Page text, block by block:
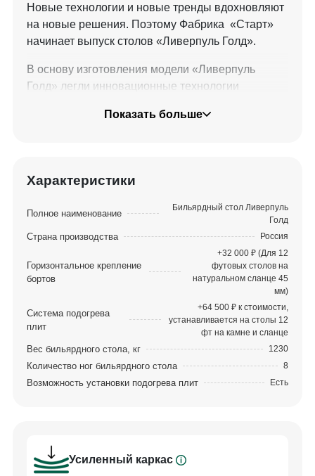
Новые технологии и новые тренды вдохновляют
на новые решения. Поэтому Фабрика «Старт»
начинает выпуск столов «Ливерпуль Голд».
В основу изготовления модели «Ливерпуль
Голд» легли инновационные технологии
разработки Фабрики. Эти бильярдные столы
В комбинацию материалов изготовления стола
декоративным акцентом стали металлические
молдинги, которые гармонируют с цветом стола и
усиливают блистательный образ модели.
высокую устойчивость. Система плавающих гаек
в вертикальном креплении бортов позволяет
идеальным образом крепить борт к плите.
Благодаря этой уникальной технологии борт и
плита становятся единым монолитом.
отскок шара.
В стандартную комплектацию входит сукно с
Показать больше
Характеристики
Полное наименование
Бильярдный стол Ливерпуль
Голд
Страна производства Россия
Горизонтальное крепление
бортов
+32 000 ₽ (Для 12
футовых столов на
натуральном сланце 45
мм)
Система подогрева
плит
+64 500 ₽ к стоимости,
устанавливается на столы 12
фт на камне и сланце
Вес бильярдного стола, кг 1230
Количество ног бильярдного стола 8
Возможность установки подогрева плит Есть
Усиленный каркас